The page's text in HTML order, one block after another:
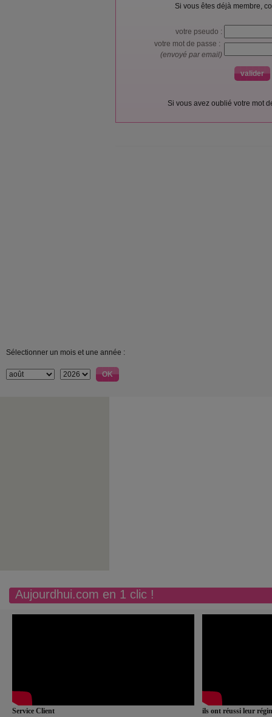
Si vous êtes déjà membre,
votre pseudo :
votre mot de passe :
(envoyé par email)
Si vous avez oublié votre mot
Sélectionner un mois et une année :
Aujourdhui.com en 1 clic !
Service Client
ils ont réussi leur